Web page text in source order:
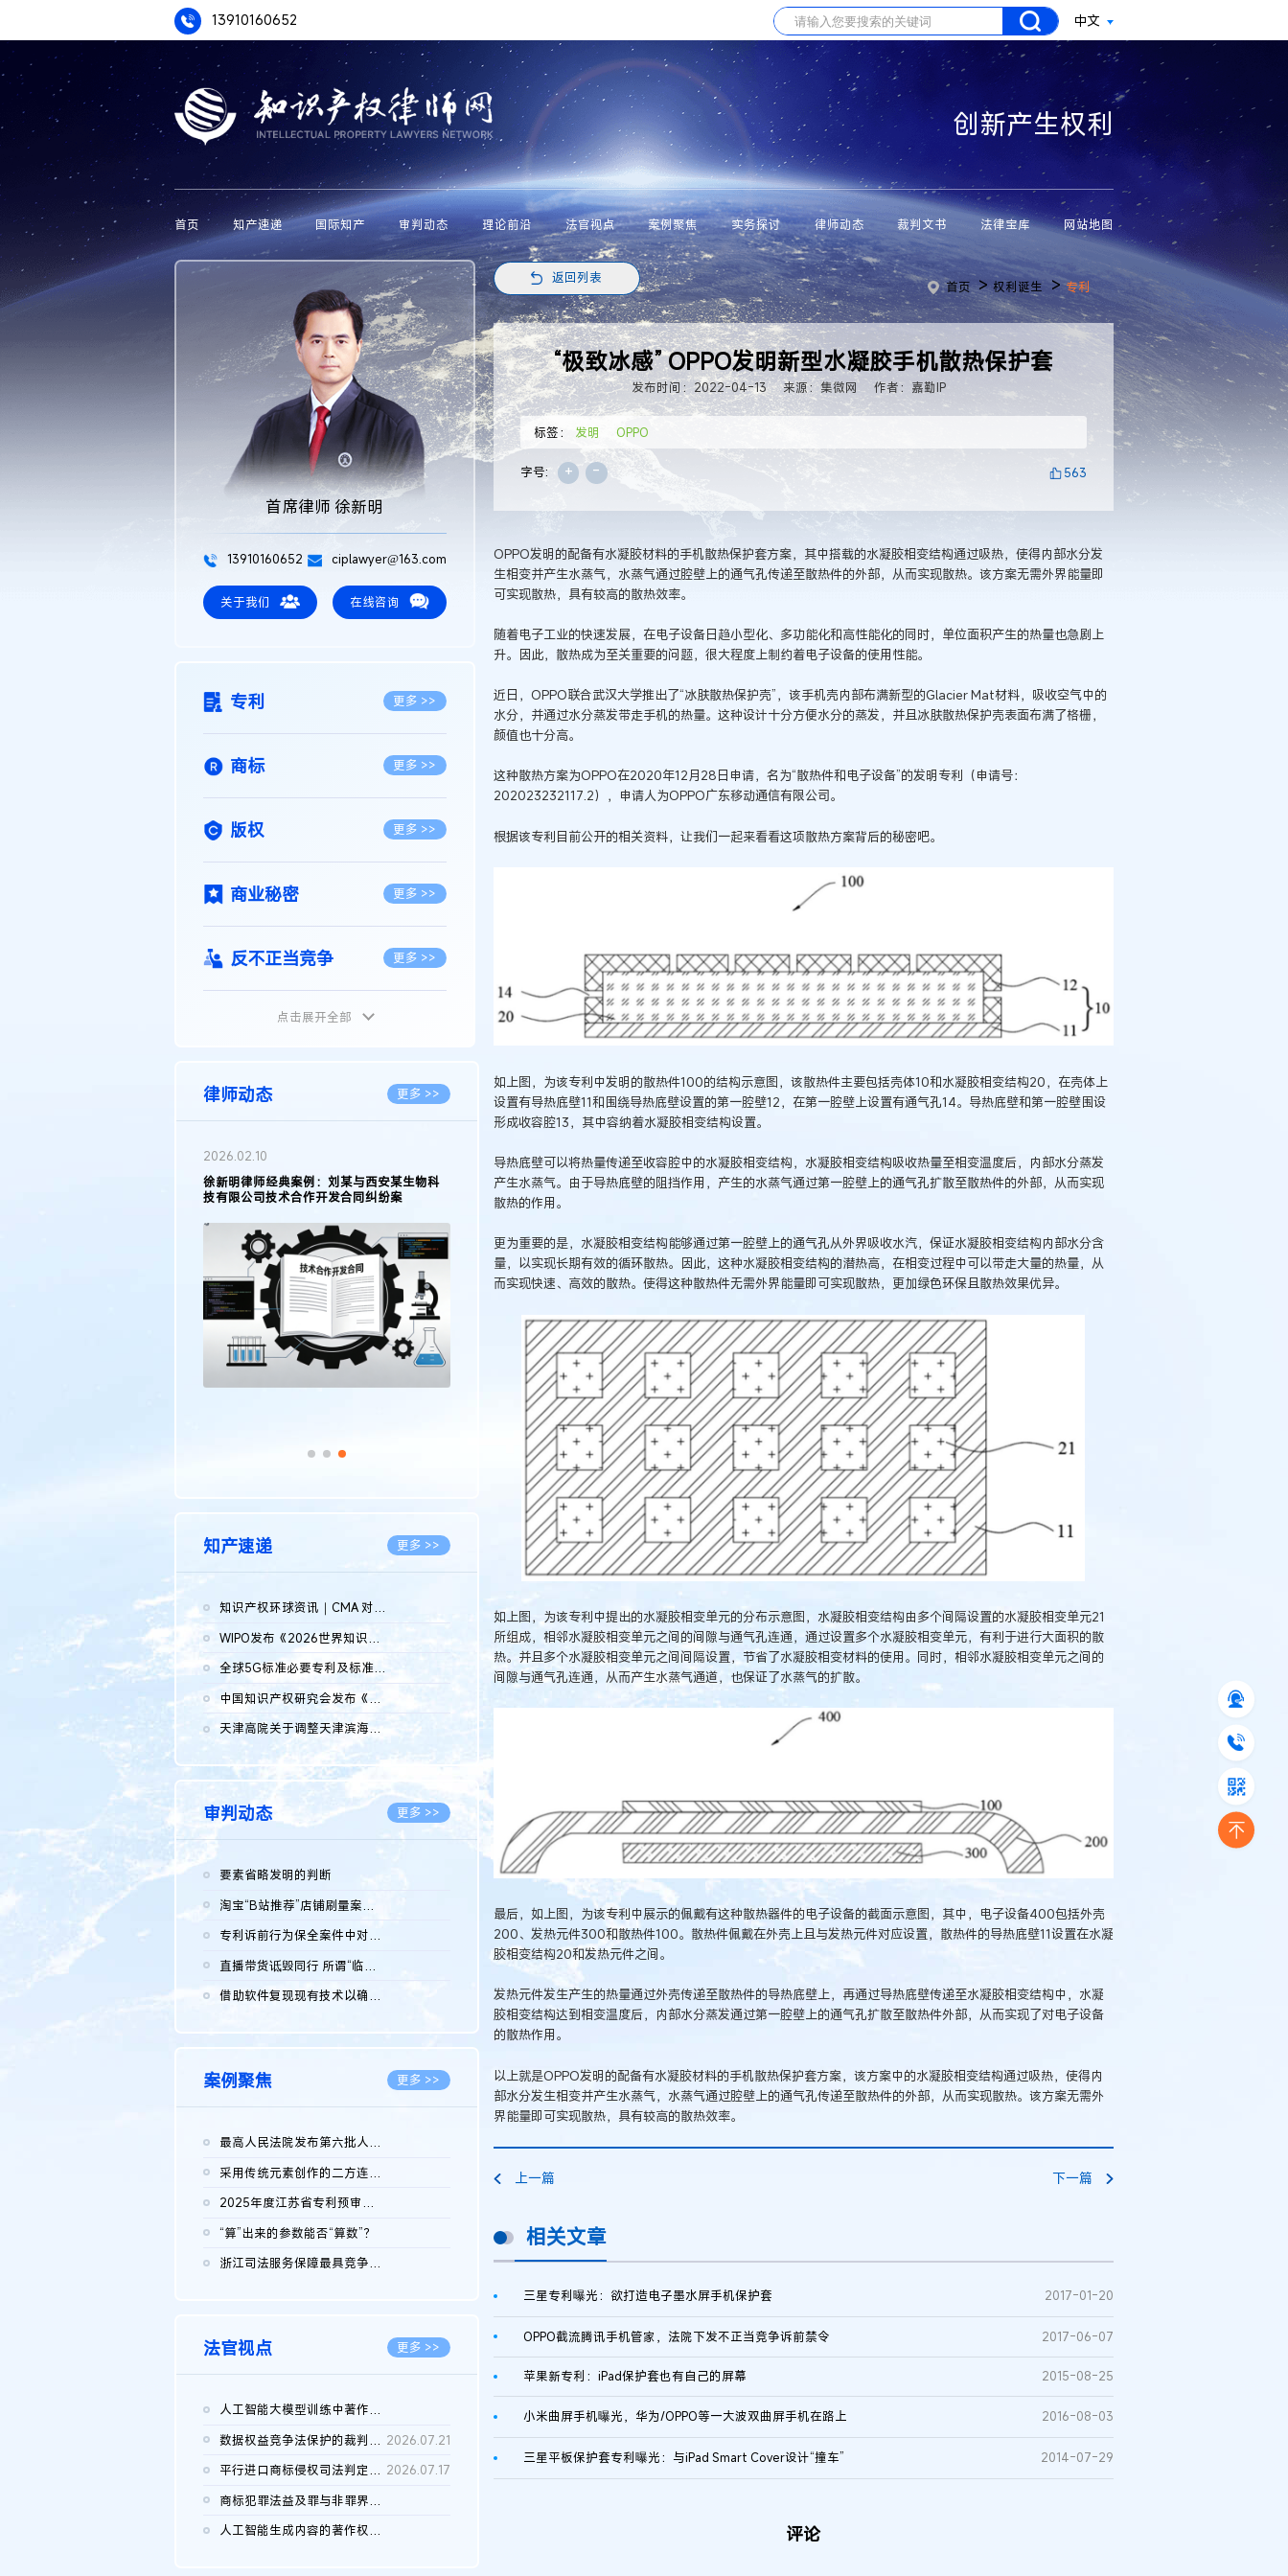
13910160652 中文
创新产生权利
首页 知产速递 国际知产 审判动态 理论前沿 法官视点 案例聚焦 实务探讨 律师动态 裁判文书 法律宝库 网站地图
首席律师 徐新明
13910160652 ciplawyer@163.com
关于我们 在线咨询
专利 更多 >>
商标 更多 >>
版权 更多 >>
商业秘密 更多 >>
反不正当竞争 更多 >>
植物新品种
地理标志 更多 >>
集成电路布图设计
传统文化 更多 >>
点击展开全部
律师动态 更多 >>
2026.03.09
著名知识产权律师徐新明接受《中国经营
报》采访：技术革新下知识产权保护面临新
2026.02.10
徐新明律师经典案例：刘某与西安某生物科
技有限公司技术合作开发合同纠纷案
知产速递 更多 >>
知识产权环球资讯｜CMA 对微软发起调查；批量搬运二手平台数据构...
WIPO发布《2026世界知识产权报告》 含报告全文
全球5G标准必要专利及标准提案研究报告（2026年）全文发布
中国知识产权研究会发布《2025年度中国企业海外知识产权纠纷调查...
2026.08.07
天津高院关于调整天津滨海高新技术产业开发区华苑科技园一审普通...
2026.08.07
审判动态 更多 >>
要素省略发明的判断
淘宝“B站推荐”店铺刷量案维持原判，两被告连带赔偿150万元
专利诉前行为保全案件中对仿制药申请人曾作出三类声明的考量及违...
直播带货诋毁同行 所谓“临场发挥”不免责
借助软件复现现有技术以确认相关参数特征是否被公开
案例聚焦 更多 >>
最高人民法院发布第六批人民法院种业知识产权司法保护典型案例 含...
采用传统元素创作的二方连续装饰图案作品的独创性及侵权对比认定
2025年度江苏省专利预审典型案例
“算”出来的参数能否“算数”？
浙江司法服务保障最具竞争力营商环境建设典型案例（第二批）含侵...
法官视点 更多 >>
人工智能大模型训练中著作权的合理使用
2026.07.28
数据权益竞争法保护的裁判路径构建 2026.07.21
平行进口商标侵权司法判定规则的困境与纾解 2026.07.17
商标犯罪法益及罪与非罪界限研究
人工智能生成内容的著作权司法认定：演进逻辑、现实困境与规则建...
返回列表
首页 >权利诞生 >专利
“极致冰感” OPPO发明新型水凝胶手机散热保护套
发布时间：2022-04-13 来源：集微网 作者：嘉勤IP
标签： 发明 OPPO
字号: + - 563
OPPO发明的配备有水凝胶材料的手机散热保护套方案，其中搭载的水凝胶相变结构通过吸热，使得内部水分发
生相变并产生水蒸气，水蒸气通过腔壁上的通气孔传递至散热件的外部，从而实现散热。该方案无需外界能量即
可实现散热，具有较高的散热效率。
随着电子工业的快速发展，在电子设备日趋小型化、多功能化和高性能化的同时，单位面积产生的热量也急剧上
升。因此，散热成为至关重要的问题，很大程度上制约着电子设备的使用性能。
近日，OPPO联合武汉大学推出了“冰肤散热保护壳”，该手机壳内部布满新型的Glacier Mat材料，吸收空气中的
水分，并通过水分蒸发带走手机的热量。这种设计十分方便水分的蒸发，并且冰肤散热保护壳表面布满了格栅，
颜值也十分高。
这种散热方案为OPPO在2020年12月28日申请，名为“散热件和电子设备”的发明专利（申请号：
202023232117.2），申请人为OPPO广东移动通信有限公司。
根据该专利目前公开的相关资料，让我们一起来看看这项散热方案背后的秘密吧。
如上图，为该专利中发明的散热件100的结构示意图，该散热件主要包括壳体10和水凝胶相变结构20，在壳体上
设置有导热底壁11和围绕导热底壁设置的第一腔壁12，在第一腔壁上设置有通气孔14。导热底壁和第一腔壁围设
形成收容腔13，其中容纳着水凝胶相变结构设置。
导热底壁可以将热量传递至收容腔中的水凝胶相变结构，水凝胶相变结构吸收热量至相变温度后，内部水分蒸发
产生水蒸气。由于导热底壁的阻挡作用，产生的水蒸气通过第一腔壁上的通气孔扩散至散热件的外部，从而实现
散热的作用。
更为重要的是，水凝胶相变结构能够通过第一腔壁上的通气孔从外界吸收水汽，保证水凝胶相变结构内部水分含
量，以实现长期有效的循环散热。因此，这种水凝胶相变结构的潜热高，在相变过程中可以带走大量的热量，从
而实现快速、高效的散热。使得这种散热件无需外界能量即可实现散热，更加绿色环保且散热效果优异。
如上图，为该专利中提出的水凝胶相变单元的分布示意图，水凝胶相变结构由多个间隔设置的水凝胶相变单元21
所组成，相邻水凝胶相变单元之间的间隙与通气孔连通，通过设置多个水凝胶相变单元，有利于进行大面积的散
热。并且多个水凝胶相变单元之间间隔设置，节省了水凝胶相变材料的使用。同时，相邻水凝胶相变单元之间的
间隙与通气孔连通，从而产生水蒸气通道，也保证了水蒸气的扩散。
最后，如上图，为该专利中展示的佩戴有这种散热器件的电子设备的截面示意图，其中，电子设备400包括外壳
200、发热元件300和散热件100。散热件佩戴在外壳上且与发热元件对应设置，散热件的导热底壁11设置在水凝
胶相变结构20和发热元件之间。
发热元件发生产生的热量通过外壳传递至散热件的导热底壁上，再通过导热底壁传递至水凝胶相变结构中，水凝
胶相变结构达到相变温度后，内部水分蒸发通过第一腔壁上的通气孔扩散至散热件外部，从而实现了对电子设备
的散热作用。
以上就是OPPO发明的配备有水凝胶材料的手机散热保护套方案，该方案中的水凝胶相变结构通过吸热，使得内
部水分发生相变并产生水蒸气，水蒸气通过腔壁上的通气孔传递至散热件的外部，从而实现散热。该方案无需外
界能量即可实现散热，具有较高的散热效率。
上一篇 下一篇
相关文章
三星专利曝光：欲打造电子墨水屏手机保护套 2017-01-20
OPPO截流腾讯手机管家，法院下发不正当竞争诉前禁令 2017-06-07
苹果新专利：iPad保护套也有自己的屏幕 2015-08-25
小米曲屏手机曝光，华为/OPPO等一大波双曲屏手机在路上 2016-08-03
三星平板保护套专利曝光：与iPad Smart Cover设计“撞车” 2014-07-29
评论